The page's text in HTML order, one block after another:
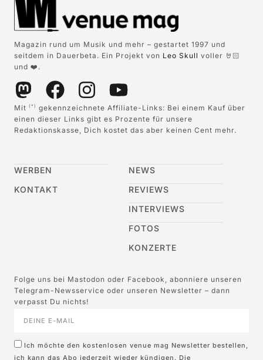
Magazin rund um Musik und mehr – gestartet 1997 und
seitdem in Dauerbeta. Ein Projekt von Leo Skull voller 🤘🏻
und ❤️.
Mit (*)
gekennzeichnete Affiliate-Links: Bei einem Kauf über
einen dieser Links gibt es Prozente für unsere
Redaktionskasse, Dich kostet das aber keinen Cent mehr.
WERBEN
KONTAKT
NEWS
REVIEWS
INTERVIEWS
FOTOS
KONZERTE
Folge uns bei Mastodon oder Facebook, abonniere unseren
Telegram-Newsservice oder unseren Newsletter – dann
verpasst Du nichts!
Ich möchte den kostenlosen venue mag Newsletter bestellen,
ich kann das Abo jederzeit wieder kündigen. Die